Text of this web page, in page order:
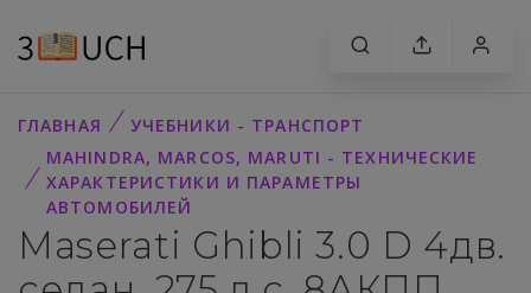
ГЛАВНАЯ
УЧЕБНИКИ - ТРАНСПОРТ
MAHINDRA, MARCOS, MARUTI - ТЕХНИЧЕСКИЕ
ХАРАКТЕРИСТИКИ И ПАРАМЕТРЫ
АВТОМОБИЛЕЙ
Maserati Ghibli 3.0 D 4дв.